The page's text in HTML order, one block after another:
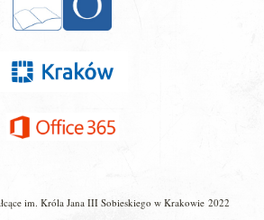
im. Króla Jana III Sobieskiego w Krakowie 2022